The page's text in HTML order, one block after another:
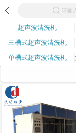
请输
超声波清洗机
三槽式超声波清洗机
单槽式超声波清洗机
全自动镜片模具清洗机